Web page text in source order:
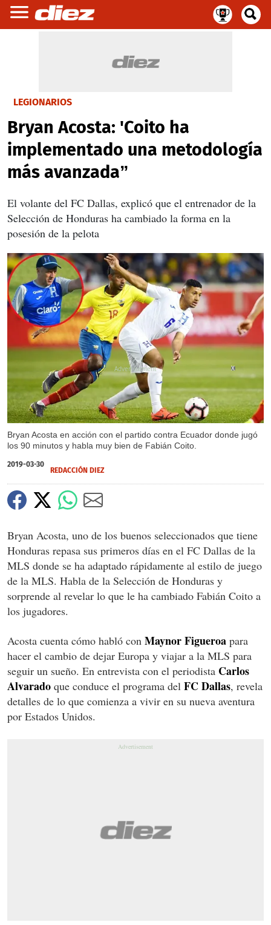
LEGIONARIOS
Bryan Acosta: 'Coito ha
implementado una metodología
más avanzada”
El volante del FC Dallas, explicó que el entrenador de la
Selección de Honduras ha cambiado la forma en la
posesión de la pelota
Bryan Acosta en acción con el partido contra Ecuador donde jugó
los 90 minutos y habla muy bien de Fabián Coito.
X
2019-03-30
REDACCIÓN DIEZ
Bryan Acosta, uno de los buenos seleccionados que tiene
Honduras repasa sus primeros días en el FC Dallas de la
MLS donde se ha adaptado rápidamente al estilo de juego
de la MLS. Habla de la Selección de Honduras y
sorprende al revelar lo que le ha cambiado Fabián Coito a
los jugadores.
Acosta cuenta cómo habló con Maynor Figueroa para
hacer el cambio de dejar Europa y viajar a la MLS para
seguir un sueño. En entrevista con el periodista Carlos
Alvarado que conduce el programa del FC Dallas, revela
detalles de lo que comienza a vivir en su nueva aventura
por Estados Unidos.